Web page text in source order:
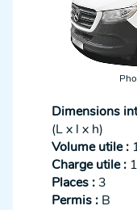
Dimensions
(L x l x h)
Volume utile :
Charge utile :
Places : 3
Permis : B